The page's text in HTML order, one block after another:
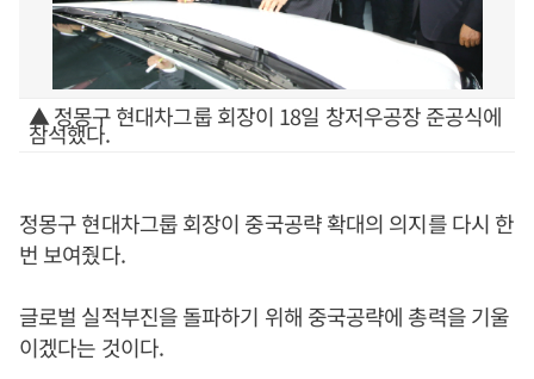
▲ 정몽구 현대차그룹 회장이 18일 창저우공장 준공식에
참석했다.
정몽구 현대차그룹 회장이 중국공략 확대의 의지를 다시 한
번 보여줬다.
글로벌 실적부진을 돌파하기 위해 중국공략에 총력을 기울
이겠다는 것이다.